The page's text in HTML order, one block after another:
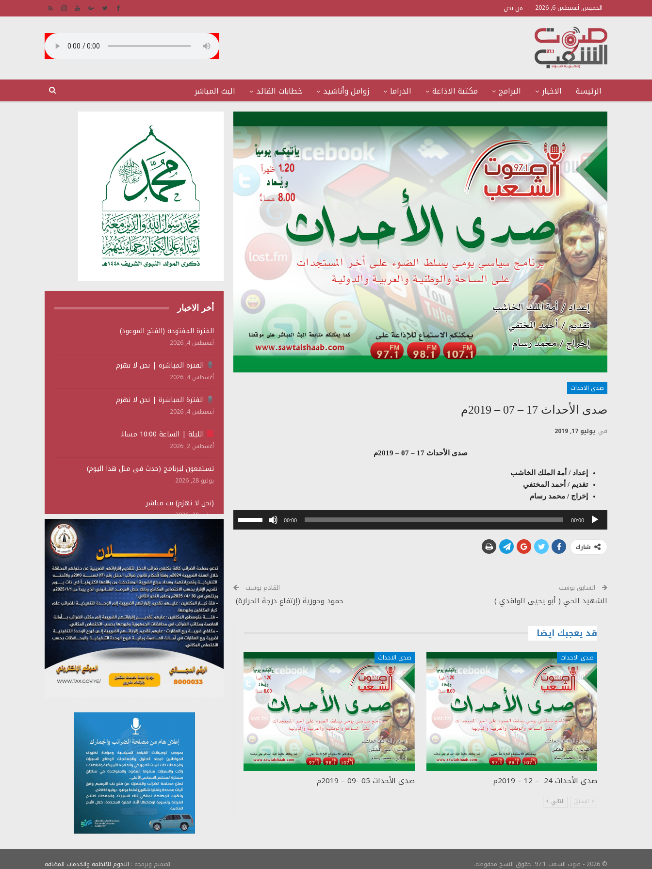
الخميس, أغسطس 6, 2026 من نحن
الرئيسة الاخبار البرامج مكتبة الاذاعة الدراما زوامل وأناشيد خطابات القائد البث المباشر
صدى الاحداث
صدى الأحداث 17 – 07 – 2019م
في يوليو 17, 2019
صدى الأحداث 17 – 07 – 2019م
إعداد / أمة الملك الخاشب
تقديم / أحمد المختفي
إخراج / محمد رسام
مشغل
00:00
00:00
استخدم
أو
خفض
مستوى
الصوت.
شارك
السابق بوست
الشهيد الحي ( أبو يحيى الواقدي )
القادم بوست
حمود وحورية (إرتفاع درجة الحرارة)
قد يعجبك ايضا
صدى الاحداث
صدى الأحداث 24 – 12 – 2019م
صدى الاحداث
صدى الأحداث 05 -09 – 2019م
السابق التالي
أخر الاخبار
الفترة المفتوحة (الفتح الموعود)
أغسطس 4, 2026
الفترة المباشرة | نحن لا نهزم
أغسطس 4, 2026
الفترة المباشرة | نحن لا نهزم
أغسطس 4, 2026
الليلة | الساعة 10:00 مساءً
أغسطس 2, 2026
تستمعون لبرنامج (حدث في مثل هذا اليوم)
يوليو 28, 2026
(نحن لا نهزم) بث مباشر
يوليو 28, 2026
تستمعون لبرنامج (هندسة الوهم)
مؤتمر صحفي لمركز عين الإنسانية حول جرائم تحالف
العدوان على اليمن
يوليو 27, 2026
تستمعون لبرنامج (مع السيد القائد)
يوليو 26, 2026
تستمعون لبرنامج (خبر وعلم)
يوليو 26, 2026
© 2026 - صوت الشعب 97.1. حقوق النسخ محفوظة. تصميم وبرمجة : النجوم للانظمة والخدمات المضافة